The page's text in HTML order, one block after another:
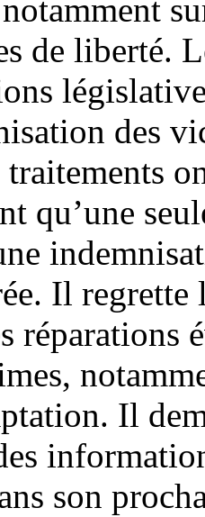
de liberté.
des
qu’une
Il regrette
réparations
Il
son